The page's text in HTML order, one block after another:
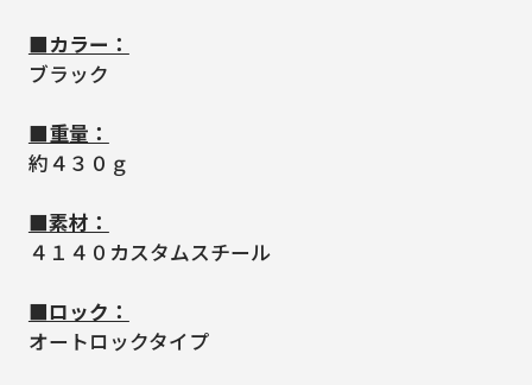
■カラー：
ブラック
■重量：
約４３０ｇ
■素材：
４１４０カスタムスチール
■ロック：
オートロックタイプ